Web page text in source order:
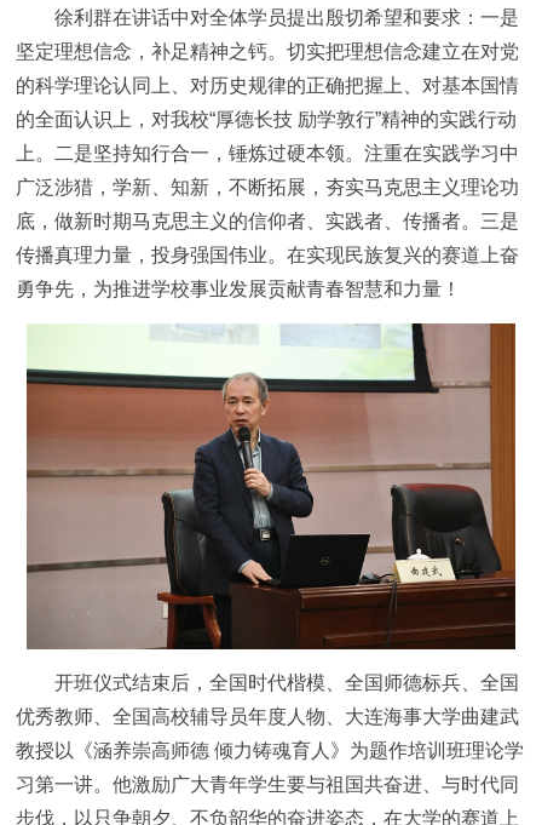
徐利群在讲话中对全体学员提出殷切希望和要求：一是
坚定理想信念，补足精神之钙。切实把理想信念建立在对党
的科学理论认同上、对历史规律的正确把握上、对基本国情
的全面认识上，对我校“厚德长技 励学敦行”精神的实践行动
上。二是坚持知行合一，锤炼过硬本领。注重在实践学习中
广泛涉猎，学新、知新，不断拓展，夯实马克思主义理论功
底，做新时期马克思主义的信仰者、实践者、传播者。三是
传播真理力量，投身强国伟业。在实现民族复兴的赛道上奋
勇争先，为推进学校事业发展贡献青春智慧和力量！
开班仪式结束后，全国时代楷模、全国师德标兵、全国
优秀教师、全国高校辅导员年度人物、大连海事大学曲建武
教授以《涵养崇高师德 倾力铸魂育人》为题作培训班理论学
习第一讲。他激励广大青年学生要与祖国共奋进、与时代同
步伐，以只争朝夕、不负韶华的奋进姿态，在大学的赛道上